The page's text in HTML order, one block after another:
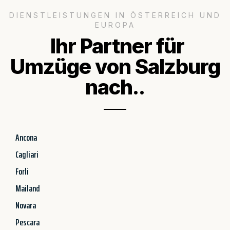
DIENSTLEISTUNGEN IN ÖSTERREICH UND
EUROPA
Ihr Partner für
Umzüge von Salzburg
nach..
Ancona
Cagliari
Forli
Mailand
Novara
Pescara